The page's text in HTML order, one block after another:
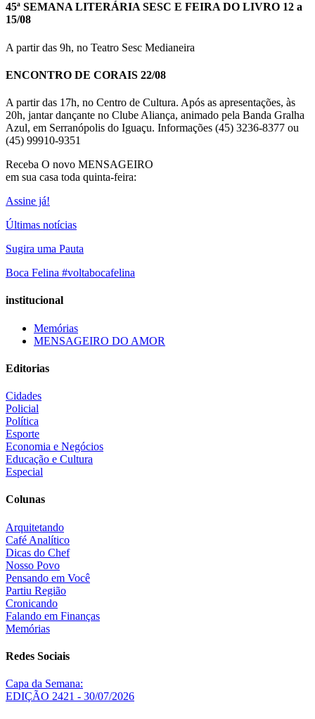
45ª SEMANA LITERÁRIA SESC E FEIRA DO LIVRO 12 a
15/08
A partir das 9h, no Teatro Sesc Medianeira
ENCONTRO DE CORAIS 22/08
A partir das 17h, no Centro de Cultura. Após as apresentações, às
20h, jantar dançante no Clube Aliança, animado pela Banda Gralha
Azul, em Serranópolis do Iguaçu. Informações (45) 3236-8377 ou
(45) 99910-9351
Receba O novo MENSAGEIRO
em sua casa toda quinta-feira:
Assine já!
Últimas notícias
Sugira uma Pauta
Boca Felina #voltabocafelina
institucional
Memórias
MENSAGEIRO DO AMOR
Editorias
Cidades
Policial
Política
Esporte
Economia e Negócios
Educação e Cultura
Especial
Colunas
Arquitetando
Café Analítico
Dicas do Chef
Nosso Povo
Pensando em Você
Partiu Região
Cronicando
Falando em Finanças
Memórias
Redes Sociais
Capa da Semana:
EDIÇÃO 2421 - 30/07/2026